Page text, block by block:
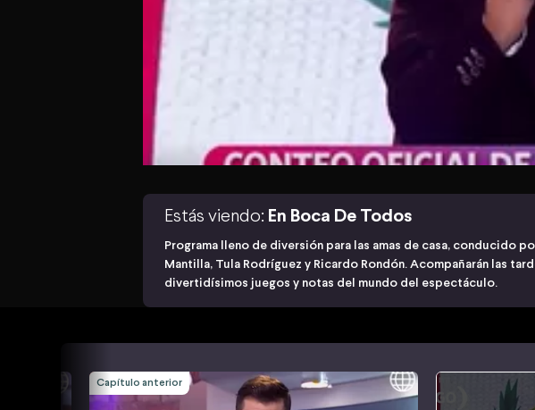
Estás viendo: En Boca De Todos
Programa lleno de diversión para las amas de casa, conducido
Mantilla, Tula Rodríguez y Ricardo Rondón. Acompañarán las
divertidísimos juegos y notas del mundo del espectáculo.
Capítulo anterior